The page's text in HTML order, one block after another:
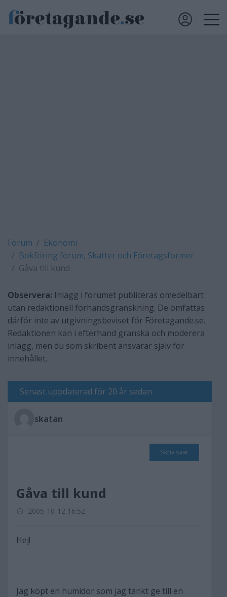
Forum
Ekonomi
Bokföring forum, Skatter och Företagsformer
Gåva till kund
Observera: Inlägg i forumet publiceras omedelbart
utan redaktionell förhandsgranskning. De omfattas
därför inte av utgivningsbeviset för Företagande.se.
Redaktionen kan i efterhand granska och moderera
inlägg, men du som skribent ansvarar själv för
innehållet.
Senast uppdaterad för 20 år sedan
skatan
Skriv svar
Gåva till kund
2005-10-12 16:52
Hej!
Jag köpt en humidor som jag tänkt ge till en